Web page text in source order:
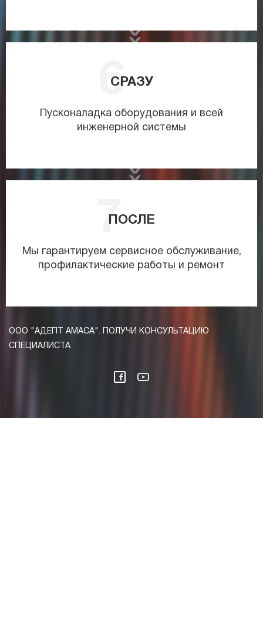
СРАЗУ
Пусконаладка оборудования и всей
инженерной системы
ПОСЛЕ
Мы гарантируем сервисное обслуживание,
профилактические работы и ремонт
ООО "АДЕПТ АМАСА". ПОЛУЧИ КОНСУЛЬТАЦИЮ
СПЕЦИАЛИСТА